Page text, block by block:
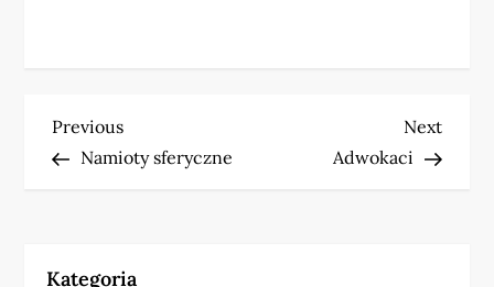
N
a
Previous
Post
Previous
Namioty sferyczne
Next
Post
Next
Adwokaci
Kategoria